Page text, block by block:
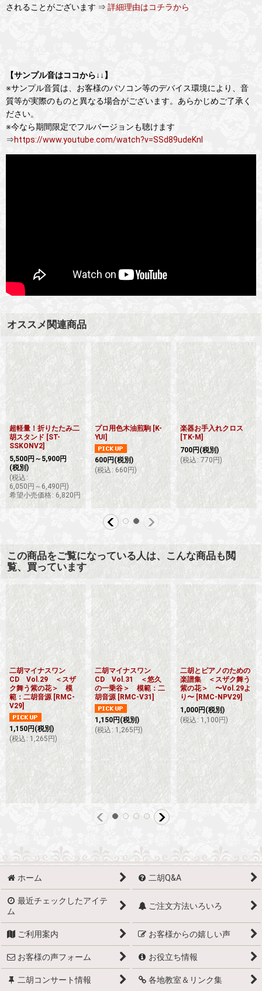
されることがございます ⇒ 詳細理由はコチラから
【サンプル音はココから↓↓】
※サンプル音質は、お客様のパソコン等のデバイス環境により、音
質等が実際のものと異なる場合がございます。あらかじめご了承く
ださい。
※今なら期間限定でフルバージョンも聴けます
⇒https://www.youtube.com/watch?v=SSd89udeKnI
オススメ関連商品
超軽量！折りたたみ二
胡スタンド [ST-
SSKONV2]
5,500円 ～5,900円
(税別)
(税込 :
6,050 円 ～6,490円)
希望小売価格: 6,820円
プロ用色木油煎駒 [K-
YUI ]
600円 (税別)
(税込 : 660円)
楽器お手入れクロス
[TK-M]
700円 (税別)
(税込 : 770円)
この商品をご覧になっている人は、こんな商品も閲
覧、買っています
二胡マイナスワン
CD Vol.29 ＜スザ
ク舞う紫の花＞ 模
範：二胡音源 [RMC-
V29]
1,150円 (税別)
(税込: 1,265円)
二胡マイナスワン
CD Vol.31 ＜悠久
の一乗谷＞ 模範：二
胡音源 [RMC-V31 ]
1,150円 (税別)
(税込: 1,265 円)
二胡とピアノのための
楽譜集 ＜スザク舞う
紫の花＞ 〜Vol.29よ
り〜 [RMC-NPV29]
1,000円(税別)
(税込 : 1,100 円)
ホーム 二胡Q&A
最近チェックしたアイテ
ム
ご注文方法いろいろ
ご利用案内 お客様からの嬉しい声
お客様の声フォーム お役立ち情報
二胡コンサート情報 各地教室＆リンク集